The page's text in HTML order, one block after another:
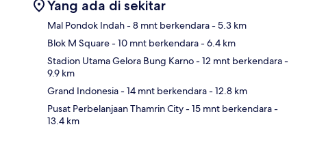
Yang ada di sekitar
Mal Pondok Indah- 8 mnt berkendara- 5.3 km
Blok M Square- 10 mnt berkendara- 6.4 km
Stadion Utama Gelora Bung Karno- 12 mnt berkendara-
9.9 km
Grand Indonesia- 14 mnt berkendara- 12.8 km
Pusat Perbelanjaan Thamrin City- 15 mnt berkendara-
13.4 km